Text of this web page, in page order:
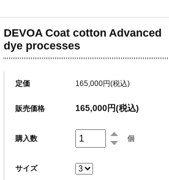
DEVOA Coat cotton Advanced
dye processes
定価 165,000円(税込)
販売価格 165,000円(税込)
購入数 個
サイズ